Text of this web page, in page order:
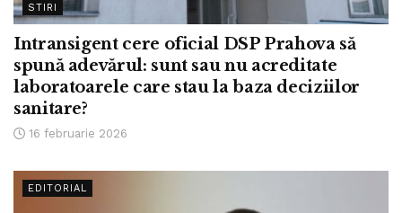
STIRI
Intransigent cere oficial DSP Prahova să
spună adevărul: sunt sau nu acreditate
laboratoarele care stau la baza deciziilor
sanitare?
16 februarie 2026
EDITORIAL